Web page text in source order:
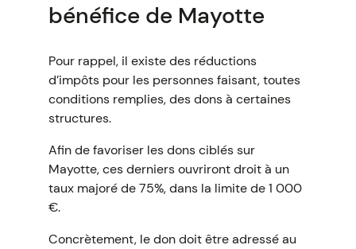
bénéfice de Mayotte
Pour rappel, il existe des réductions
d’impôts pour les personnes faisant, toutes
conditions remplies, des dons à certaines
structures.
Afin de favoriser les dons ciblés sur
Mayotte, ces derniers ouvriront droit à un
taux majoré de 75%, dans la limite de 1 000
€.
Concrètement, le don doit être adressé au